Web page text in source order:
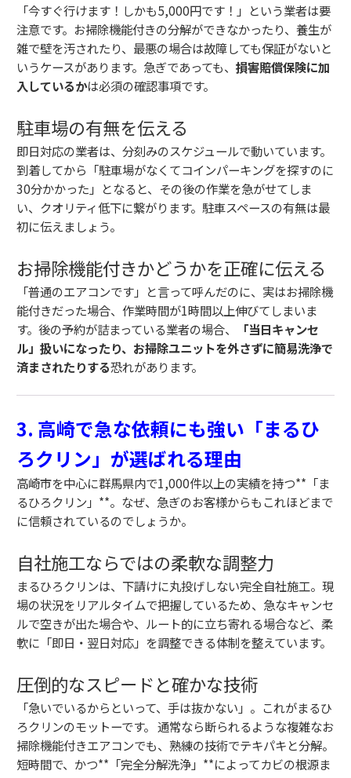
「今すぐ行けます！しかも5,000円です！」という業者は要
注意です。お掃除機能付きの分解ができなかったり、養生が
雑で壁を汚されたり、最悪の場合は故障しても保証がないと
いうケースがあります。急ぎであっても、 損害賠償保険に加
入しているかは必須の確認事項です。
駐車場の有無を伝える
即日対応の業者は、分刻みのスケジュールで動いています。
到着してから「駐車場がなくてコインパーキングを探すのに
30分かかった」となると、その後の作業を急がせてしま
い、クオリティ低下に繋がります。駐車スペースの有無は最
初に伝えましょう。
お掃除機能付きかどうかを正確に伝える
「普通のエアコンです」と言って呼んだのに、実はお掃除機
能付きだった場合、作業時間が1時間以上伸びてしまいま
す。後の予約が詰まっている業者の場合、
「当日キャンセ
ル」扱いになったり、お掃除ユニットを外さずに簡易洗浄で
済まされたりする恐れがあります。
3. 高崎で急な依頼にも強い「まるひ
ろクリン」が選ばれる理由
高崎市を中心に群馬県内で1,000件以上の実績を持つ**「ま
るひろクリン」**。なぜ、急ぎのお客様からもこれほどまで
に信頼されているのでしょうか。
自社施工ならではの柔軟な調整力
まるひろクリンは、下請けに丸投げしない完全自社施工。現
場の状況をリアルタイムで把握しているため、急なキャンセ
ルで空きが出た場合や、ルート的に立ち寄れる場合など、柔
軟に「即日・翌日対応」を調整できる体制を整えています。
圧倒的なスピードと確かな技術
「急いでいるからといって、手は抜かない」。これがまるひ
ろクリンのモットーです。 通常なら断られるような複雑なお
掃除機能付きエアコンでも、熟練の技術でテキパキと分解。
短時間で、かつ**「完全分解洗浄」**によってカビの根源ま